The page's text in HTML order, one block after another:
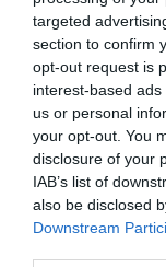
targeted
section to confirm
opt-out request is
interest-based
us or personal
your opt-out. You
disclosure of your
IAB’s list of
also be disclosed
Downstream
Ämnen: dan
remote viewing